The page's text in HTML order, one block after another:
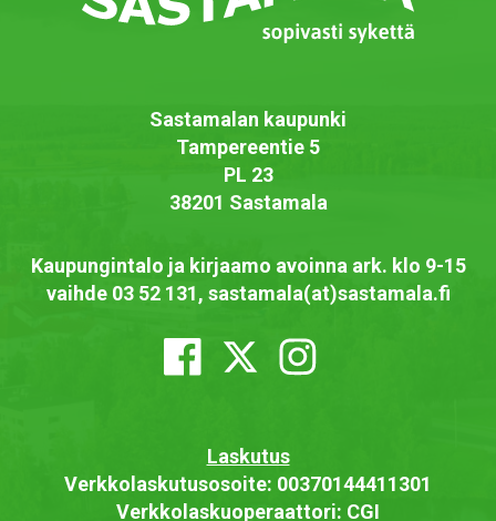
Sastamalan kaupunki
Tampereentie 5
PL 23
38201 Sastamala
Kaupungintalo ja kirjaamo avoinna ark. klo 9-15
vaihde 03 52 131, sastamala(at)sastamala.fi
Laskutus
Verkkolaskutusosoite: 00370144411301
Verkkolaskuoperaattori: CGI